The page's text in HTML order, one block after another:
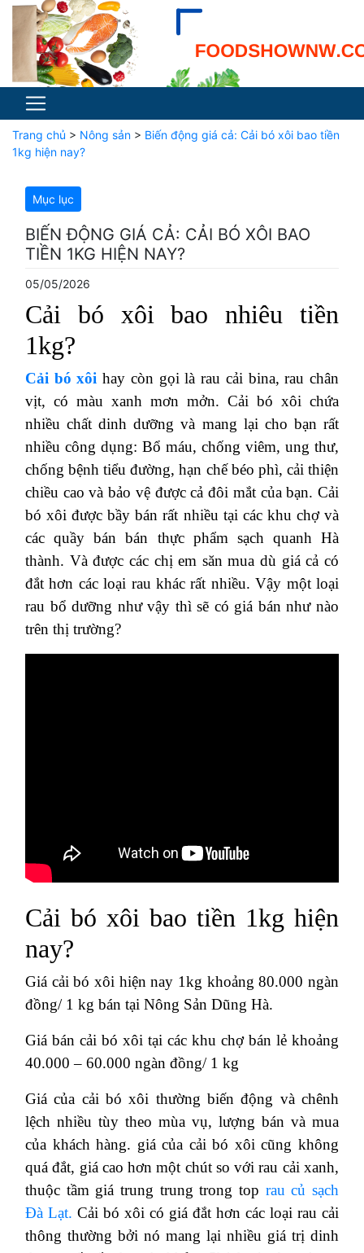
Trang chủ > Nông sản > Biến động giá cả: Cải bó xôi bao tiền
1kg hiện nay?
Mục lục
BIẾN ĐỘNG GIÁ CẢ: CẢI BÓ XÔI BAO
TIỀN 1KG HIỆN NAY?
05/05/2026
Cải bó xôi bao nhiêu tiền
1kg?
Cải bó xôi hay còn gọi là rau cải bina, rau chân
vịt, có màu xanh mơn mởn. Cải bó xôi chứa
nhiều chất dinh dưỡng và mang lại cho bạn rất
nhiều công dụng: Bổ máu, chống viêm, ung thư,
chống bệnh tiểu đường, hạn chế béo phì, cải thiện
chiều cao và bảo vệ được cả đôi mắt của bạn. Cải
bó xôi được bầy bán rất nhiều tại các khu chợ và
các quầy bán bán thực phẩm sạch quanh Hà
thành. Và được các chị em săn mua dù giá cả có
đắt hơn các loại rau khác rất nhiều. Vậy một loại
rau bổ dưỡng như vậy thì sẽ có giá bán như nào
trên thị trường?
Cải bó xôi bao tiền 1kg hiện
nay?
Giá cải bó xôi hiện nay 1kg khoảng 80.000 ngàn
đồng/ 1 kg bán tại Nông Sản Dũng Hà.
Giá bán cải bó xôi tại các khu chợ bán lẻ khoảng
40.000 – 60.000 ngàn đồng/ 1 kg
Giá của cải bó xôi thường biến động và chênh
lệch nhiều tùy theo mùa vụ, lượng bán và mua
của khách hàng. giá của cải bó xôi cũng không
quá đắt, giá cao hơn một chút so với rau cải xanh,
thuộc tầm giá trung trung trong top rau củ sạch
Đà Lạt. Cải bó xôi có giá đắt hơn các loại rau cải
thông thường bởi nó mang lại nhiều giá trị dinh